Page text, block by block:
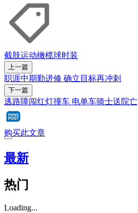
截肢运动橄榄球时装
上一篇
职涯中期勤进修 确立目标再冲刺
下一篇
逃路障闯红灯撞车 电单车骑士送院亡
购买此文章
最新
热门
Loading...